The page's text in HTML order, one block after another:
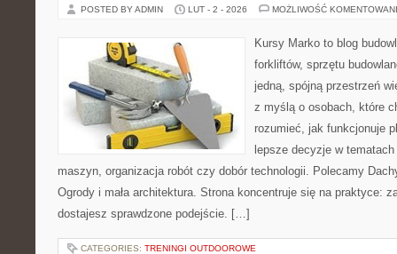
POSTED BY ADMIN LUT - 2 - 2026 MOŻLIWOŚĆ
Kursy Marko to blog
forkliftów, sprzętu
jedną, spójną przestrzeń
z myślą o osobach, które
rozumieć, jak funkcjonuje
lepsze decyzje w
maszyn, organizacja robót czy dobór technologii. Polecamy
Ogrody i mała architektura. Strona koncentruje się na praktyce:
dostajesz sprawdzone podejście. […]
CATEGORIES: TRENINGI OUTDOOROWE